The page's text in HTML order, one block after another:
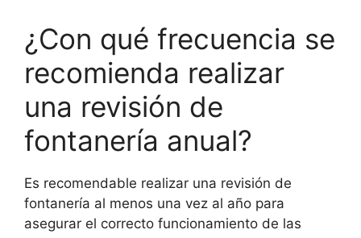
¿Con qué frecuencia se
recomienda realizar
una revisión de
fontanería anual?
Es recomendable realizar una revisión de
fontanería al menos una vez al año para
asegurar el correcto funcionamiento de las